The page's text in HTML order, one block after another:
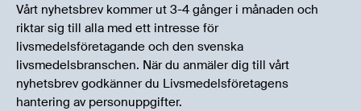
Vårt nyhetsbrev kommer ut 3-4 gånger i månaden och
riktar sig till alla med ett intresse för
livsmedelsföretagande och den svenska
livsmedelsbranschen. När du anmäler dig till vårt
nyhetsbrev godkänner du Livsmedelsföretagens
hantering av personuppgifter.